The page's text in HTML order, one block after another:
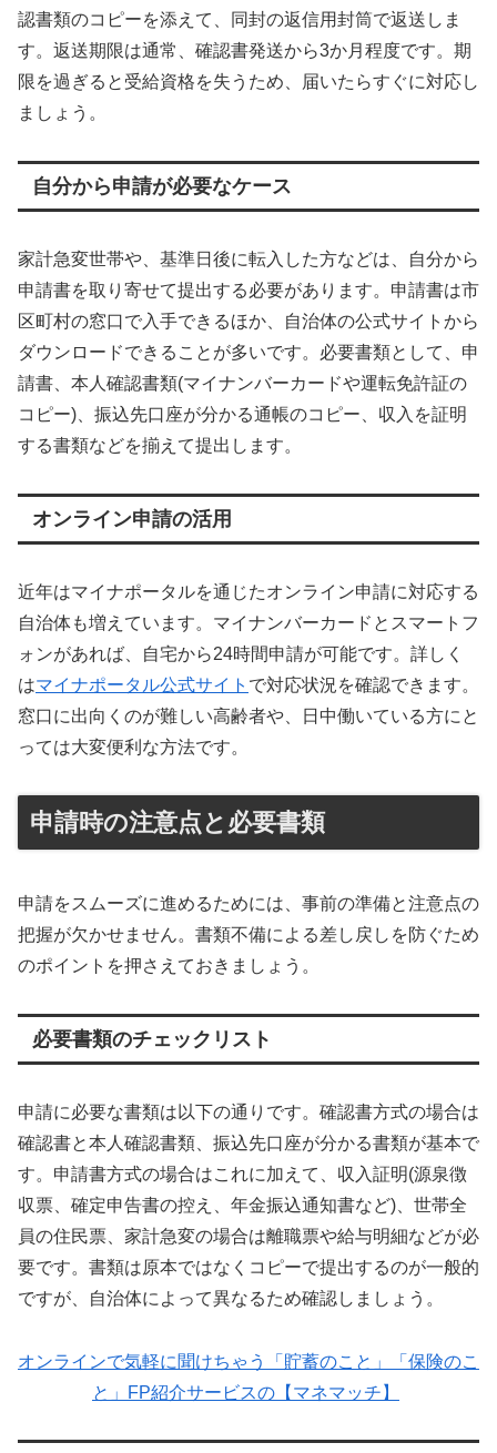
認書類のコピーを添えて、同封の返信用封筒で返送しま
す。返送期限は通常、確認書発送から3か月程度です。期
限を過ぎると受給資格を失うため、届いたらすぐに対応し
ましょう。
自分から申請が必要なケース
家計急変世帯や、基準日後に転入した方などは、自分から
申請書を取り寄せて提出する必要があります。申請書は市
区町村の窓口で入手できるほか、自治体の公式サイトから
ダウンロードできることが多いです。必要書類として、申
請書、本人確認書類(マイナンバーカードや運転免許証の
コピー)、振込先口座が分かる通帳のコピー、収入を証明
する書類などを揃えて提出します。
オンライン申請の活用
近年はマイナポータルを通じたオンライン申請に対応する
自治体も増えています。マイナンバーカードとスマートフ
ォンがあれば、自宅から24時間申請が可能です。詳しく
はマイナポータル公式サイト で対応状況を確認できます。
窓口に出向くのが難しい高齢者や、日中働いている方にと
っては大変便利な方法です。
申請時の注意点と必要書類
申請をスムーズに進めるためには、事前の準備と注意点の
把握が欠かせません。書類不備による差し戻しを防ぐため
のポイントを押さえておきましょう。
必要書類のチェックリスト
申請に必要な書類は以下の通りです。確認書方式の場合は
確認書と本人確認書類、振込先口座が分かる書類が基本で
す。申請書方式の場合はこれに加えて、収入証明(源泉徴
収票、確定申告書の控え、年金振込通知書など)、世帯全
員の住民票、家計急変の場合は離職票や給与明細などが必
要です。書類は原本ではなくコピーで提出するのが一般的
ですが、自治体によって異なるため確認しましょう。
オンラインで気軽に聞けちゃう「貯蓄のこと」「保険のこ
と」FP紹介サービスの【マネマッチ】